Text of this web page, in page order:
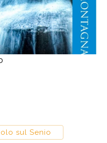
sul Senio